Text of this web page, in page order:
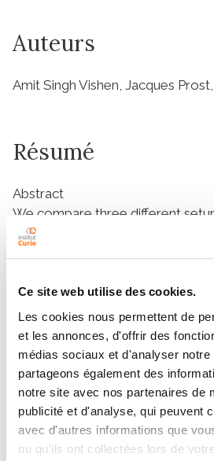
Ce site web utilise des cookies.
Les cookies nous permettent de
et les annonces, d'offrir des
médias sociaux et d'analyser notre
partageons également des
notre site avec nos partenaires de
publicité et d'analyse, qui peuvent
avec d'autres informations que
ou qu'ils ont collectées lors de
Auteurs
Amit Singh Vishen, Jacques
Résumé
Abstract
We compare three different
cell–cell adhesion. We show
strength depends on the type of
detachment forces. This can be
fact that cell–cell detachment is
the system. We also analyse the
and line tension on contact angle
detachment. Comparison with
suggest that viscous forces play
the process. We dedicate this
for many of us is an example to
for outstanding science but also